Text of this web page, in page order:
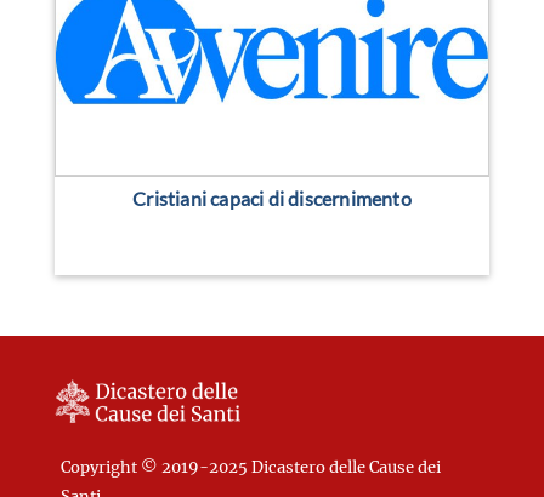
Cristiani capaci di discernimento
Copyright © 2019-2025 Dicastero delle Cause dei